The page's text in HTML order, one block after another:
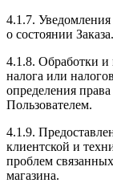
4.1.7. Уведомления
о состоянии Заказа.
4.1.8. Обработки и
налога или
определения
Пользователем.
4.1.9.
клиентской и
проблем
магазина.